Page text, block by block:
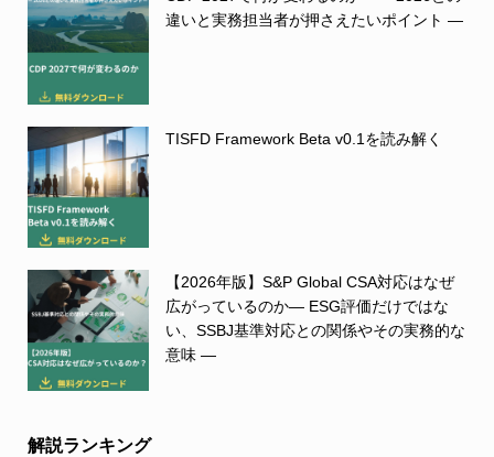
違いと実務担当者が押さえたいポイント ―
TISFD Framework Beta v0.1を読み解く
【2026年版】S&P Global CSA対応はなぜ
広がっているのか― ESG評価だけではな
い、SSBJ基準対応との関係やその実務的な
意味 ―
解説ランキング